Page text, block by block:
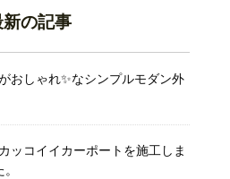
新の記事
おしゃれ✨なシンプルモダン外
ッコイイカーポートを施工しま